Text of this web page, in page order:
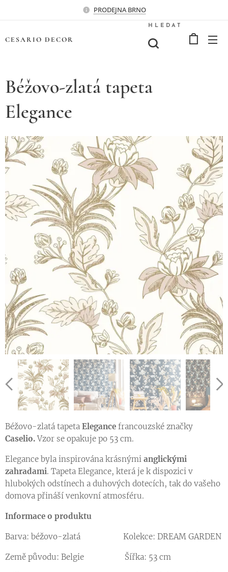
PRODEJNA BRNO
CESARIO DECOR
HLEDAT
Béžovo-zlatá tapeta
Elegance
Ukázka vzoru tapety v jiné barevné variantě
Ukázka vzoru tapety v jiné barevné variantě
Ukázka vzoru tapety v jiné barevné variantě
Vzorník tapet se vzorem kolekce DREAM GARDEN
Béžovo-zlatá tapeta Elegance francouzské značky
Caselio.Vzor se opakuje po 53 cm.
Elegance byla inspirována krásnými anglickými
zahradami. Tapeta Elegance, která je k dispozici v
hlubokých odstínech a duhových dotecích, tak do vašeho
domova přináší venkovní atmosféru.
Informace o produktu
Barva: béžovo-zlatá Kolekce: DREAM GARDEN
Země původu: Belgie Šířka: 53 cm